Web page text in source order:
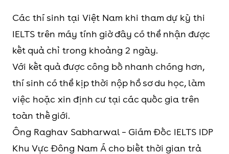
Các thí sinh tại Việt Nam khi tham dự kỳ thi
IELTS trên máy tính giờ đây có thể nhận được
kết quả chỉ trong khoảng 2 ngày.
Với kết quả được công bố nhanh chóng hơn,
thí sinh có thể kịp thời nộp hồ sơ du học, làm
việc hoặc xin định cư tại các quốc gia trên
toàn thế giới.
Ông Raghav Sabharwal – Giám Đốc IELTS IDP
Khu Vực Đông Nam Á cho biết thời gian trả